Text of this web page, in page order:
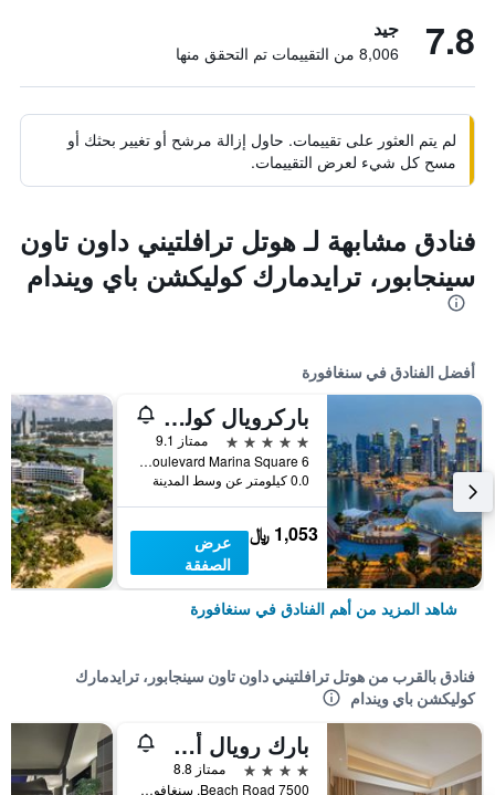
7.8 جيد
8,006 من التقييمات تم التحقق منها
لم يتم العثور على تقييمات. حاول إزالة مرشح أو تغيير بحثك أو
مسح كل شيء لعرض التقييمات.
فنادق مشابهة لـ هوتل ترافلتيني داون تاون
سينجابور، ترايدمارك كوليكشن باي ويندام
أفضل الفنادق في سنغافورة
باركرويال كوليكشن مارينا باي، سنغافورة
5 نجوم
ممتاز 9.1
6 Raffles Boulevard Marina Square, سنغافورة, سنغافورة
0.0 كيلومتر عن وسط المدينة
1,053 ﷼
عرض
الصفقة
شاهد المزيد من أهم الفنادق في سنغافورة
فنادق بالقرب من هوتل ترافلتيني داون تاون سينجابور، ترايدمارك
كوليكشن باي ويندام
بارك رويال أون بيتش رود، سنغافورة
4 نجوم
ممتاز 8.8
7500 Beach Road, سنغافورة, سنغافورة